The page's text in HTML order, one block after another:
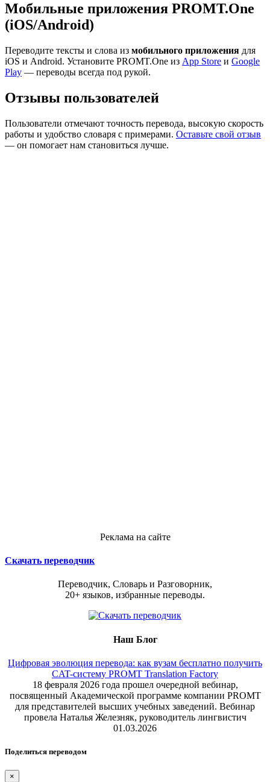
Мобильные приложения PROMT.One
(iOS/Android)
Переводите тексты и слова из мобильного приложения для
iOS и Android. Установите PROMT.One из App Store и Google
Play — переводы всегда под рукой.
Отзывы пользователей
Пользователи отмечают точность перевода, высокую скорость
работы и удобство словаря с примерами. Оставьте свой отзыв
— он помогает нам становиться лучше.
Реклама на сайте
Скачать переводчик
Переводчик, Словарь и Разговорник,
20+ языков, избранные переводы.
Наш Блог
Цифровая эволюция перевода: как вузам бесплатно получить
CAT-систему PROMT Translation Factory
18 февраля 2026 года прошел очередной вебинар,
посвященный Академической программе компании PROMT
для представителей высших учебных заведений. Вебинар
провела Наталья Железняк, руководитель лингвистич
01.03.2026
Поделиться переводом
×